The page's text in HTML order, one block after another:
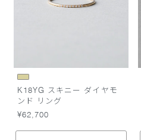
K18YG スキニー ダイヤモ
ンド リング
¥62,700